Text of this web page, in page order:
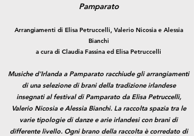
Pamparato
Arrangiamenti di Elisa Petruccelli, Valerio Nicosia e Alessia
Bianchi
a cura di Claudia Fassina ed Elisa Petruccelli
Musiche d'Irlanda a Pamparato racchiude gli arrangiamenti
di una selezione di brani della tradizione irlandese
insegnati al festival di Pamparato da Elisa Petruccelli,
Valerio Nicosia e Alessia Bianchi. La raccolta spazia tra le
varie tipologie di danze e arie irlandesi con brani di
differente livello. Ogni brano della raccolta è corredato di